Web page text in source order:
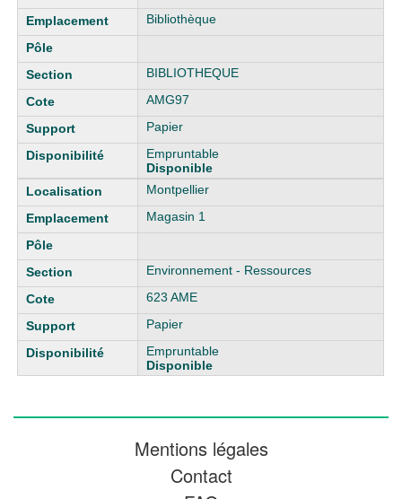
Bibliothèque
BIBLIOTHEQUE
AMG97
Papier
Empruntable
Disponible
Montpellier
Magasin 1
Environnement - Ressources
623 AME
Papier
Empruntable
Disponible
Mentions légales
Contact